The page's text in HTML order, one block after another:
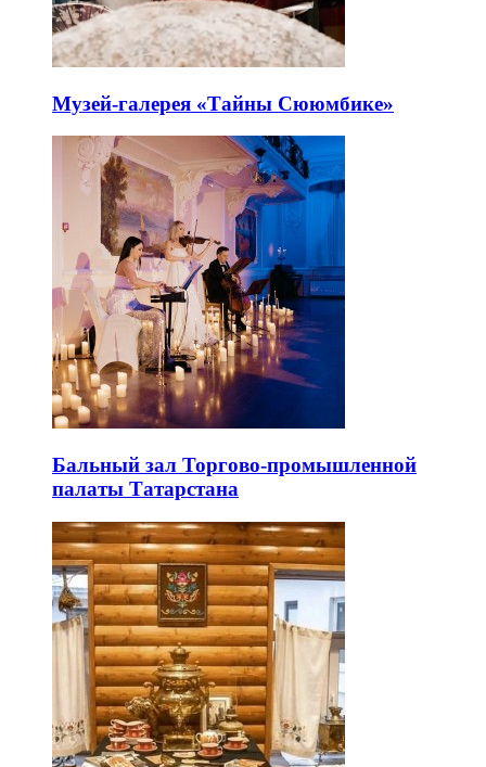
Музей-галерея «Тайны Сююмбике»
Бальный зал Торгово-промышленной
палаты Татарстана